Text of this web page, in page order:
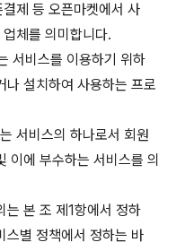
제 등 오픈마켓에서 사
체를 의미합니다.
서비스를 이용하기 위하
나 설치하여 사용하는 프로
서비스의 하나로서 회원
이에 부수하는 서비스를 의
본 조 제1항에서 정하
스별 정책에서 정하는 바